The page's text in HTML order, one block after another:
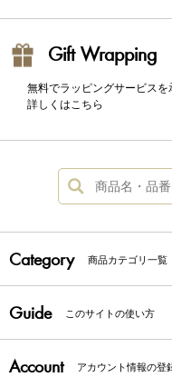
Gift Wrapping
無料でラッピングサービスを
詳しくはこちら
Category 商品カテゴリ一覧
Guide このサイトの使い方
Account アカウント情報の登